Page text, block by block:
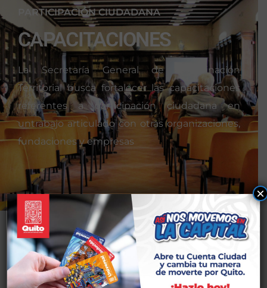
PARTICIPACIÓN CIUDADANA
CAPACITACIONES
La Secretaría General de Coordinación
Territorial busca fortalecer las capacitaciones
referentes a participación ciudadana en
untrabajo articulado con otras organizaciones,
fundaciones y empresas
¡Construye la ciudad
que quieres!
×